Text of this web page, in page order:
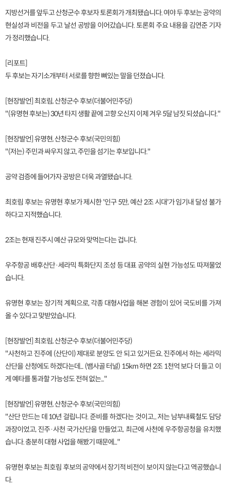
지방선거를 앞두고 산청군수 후보자 토론회가 개최됐습니다. 여야 두 후보는 공약의
현실성과 비전을 두고 날선 공방을 이어갔습니다. 토론회 주요 내용을 김연준 기자
가 정리했습니다.
[리포트]
두 후보는 자기소개부터 서로를 향한 뼈있는 말을 던졌습니다.
[현장발언] 최호림, 산청군수 후보(더불어민주당)
"(유명현 후보는) 30년 타지 생활 끝에 고향 오신지 이제 겨우 5달 남짓 되셨습니다."
[현장발언] 유명현, 산청군수 후보(국민의힘)
"(저는) 주민과 싸우지 않고, 주민을 섬기는 후보입니다."
공약 검증에 들어가자 공방은 더욱 과열됐습니다.
최호림 후보는 유명현 후보가 제시한 '인구 5만, 예산 2조 시대'가 임기내 달성 불가
하다고 지적했습니다.
2조는 현재 진주시 예산 규모와 맞먹는다는 겁니다.
우주항공 배후산단·세라믹 특화단지 조성 등 대표 공약의 실현 가능성도 따져물었
습니다.
유명현 후보는 장기적 계획으로, 각종 대형사업을 해본 경험이 있어 국도비를 가져
올 수 있다고 맞받았습니다.
[현장발언] 최호림, 산청군수 후보(더불어민주당)
"사천하고 진주에 (산단이) 제대로 분양도 안 되고 있거든요. 진주에서 하는 세라믹
산단을 산청에도 하겠다는데... (뱀사골 터널) 15km 하면 2조 1천억 보다 더 들고 이
게 예타를 통과할 가능성도 전혀 없는..."
[현장발언] 유명현, 산청군수 후보(국민의힘)
"산단 만드는 데 10년 걸립니다. 준비를 하겠다는 것이고... 저는 남부내륙철도 담당
과장이었고, 진주·사천 국가산단을 만들었고, 최근에 사천에 우주항공청을 유치했
습니다. 충분히 대형 사업을 해봤기 때문에..."
유명현 후보는 최호림 후보의 공약에서 장기적 비전이 보이지 않는다고 역공했습니
다.